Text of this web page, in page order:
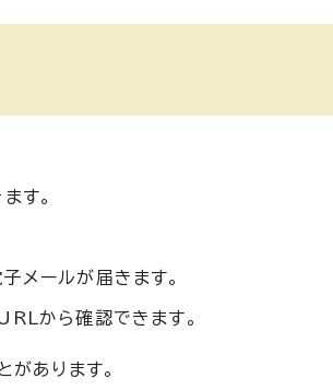
す。
メールが届きます。
から確認できます。
あります。